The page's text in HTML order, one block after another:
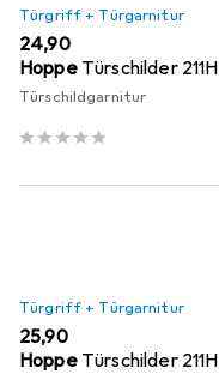
Türgriff + Türgarnitur
EUR
24,90
Hoppe Türschilder 211H
Türschildgarnitur
Türgriff + Türgarnitur
EUR
25,90
Hoppe Türschilder 211H